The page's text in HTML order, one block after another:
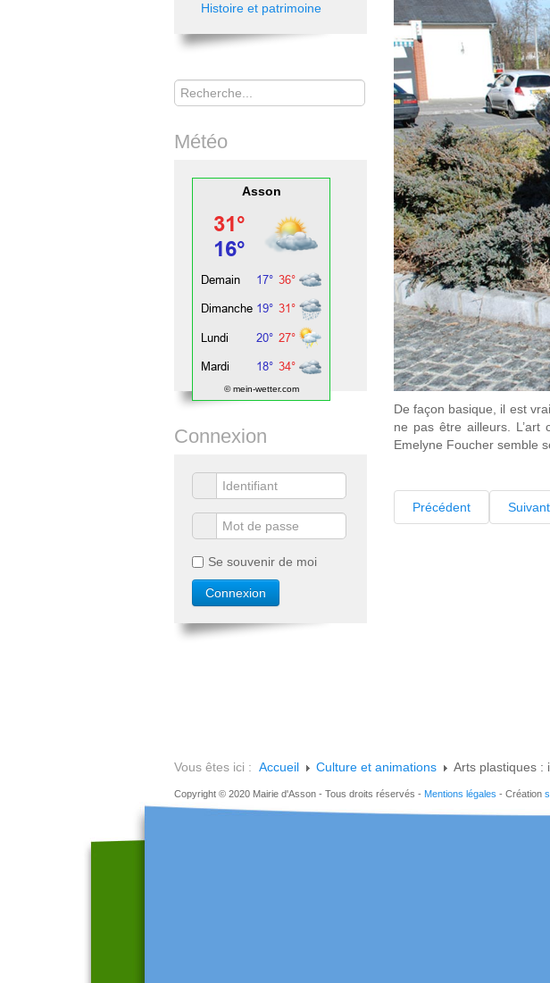
De façon basique, il est
ne pas être ailleurs. L’art
Emelyne Foucher semble
Précédent Suivant
Histoire et patrimoine
Rechercher
Météo
Asson
© mein-wetter.com
Connexion
Se souvenir de moi
Vous êtes ici : Accueil Culture et animations Arts plastiques :
Copyright © 2020 Mairie d'Asson - Tous droits réservés - Mentions légales - Création